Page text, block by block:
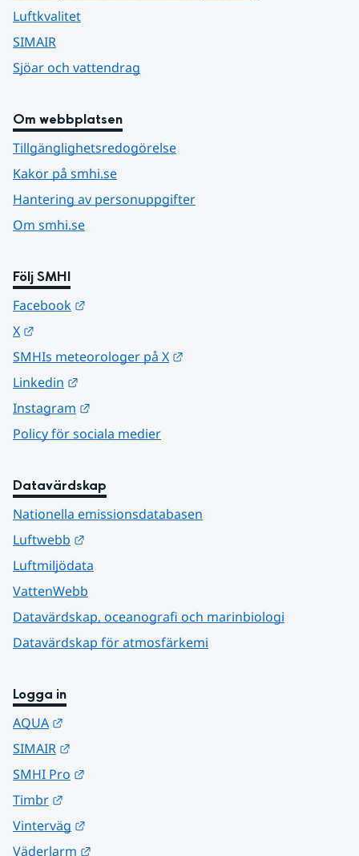
Luftkvalitet
SIMAIR
Sjöar och vattendrag
Om webbplatsen
Tillgänglighetsredogörelse
Kakor på smhi.se
Hantering av personuppgifter
Om smhi.se
Följ SMHI
Facebook
X
SMHIs meteorologer på X
Linkedin
Instagram
Policy för sociala medier
Datavärdskap
Nationella emissionsdatabasen
Luftwebb
Luftmiljödata
VattenWebb
Datavärdskap, oceanografi och marinbiologi
Datavärdskap för atmosfärkemi
Logga in
AQUA
SIMAIR
SMHI Pro
Timbr
Vinterväg
Väderlarm